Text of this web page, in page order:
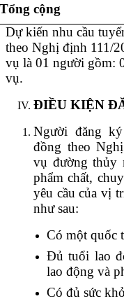
Tổng cộng
Dự kiến nhu cầu
theo Nghị định 111/
vụ là 01 người gồm:
vụ.
ĐIỀU KIỆN
Người đăng
đồng theo
vụ đường thủy
phẩm chất,
yêu cầu của vị
như sau:
Có một quốc
Đủ tuổi lao
lao động và
Có đủ sức